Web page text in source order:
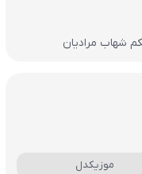
شهاب مرادیان
موزیکدل